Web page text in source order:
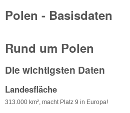
Polen - Basisdaten
Rund um Polen
Die wichtigsten Daten
Landesfläche
313.000 km², macht Platz 9 in Europa!